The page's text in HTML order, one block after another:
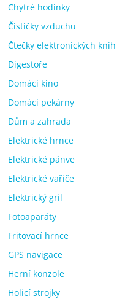
Chytré hodinky
Čističky vzduchu
Čtečky elektronických knih
Digestoře
Domácí kino
Domácí pekárny
Dům a zahrada
Elektrické hrnce
Elektrické pánve
Elektrické vařiče
Elektrický gril
Fotoaparáty
Fritovací hrnce
GPS navigace
Herní konzole
Holicí strojky